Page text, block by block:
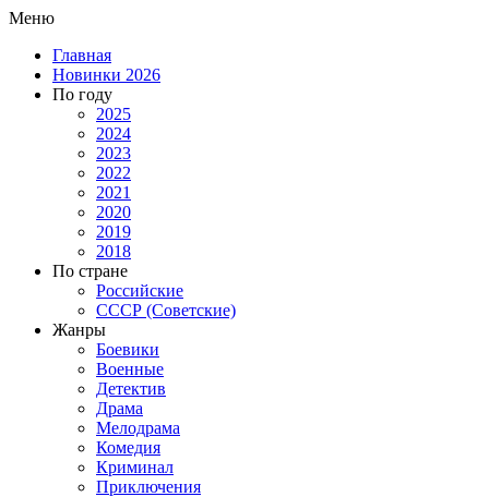
Меню
Главная
Новинки 2026
По году
2025
2024
2023
2022
2021
2020
2019
2018
По стране
Российские
СССР (Советские)
Жанры
Боевики
Военные
Детектив
Драма
Мелодрама
Комедия
Криминал
Приключения